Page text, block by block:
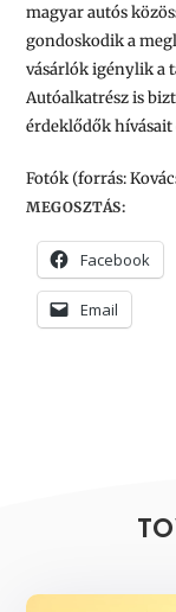
magyar autós
gondoskodik a
vásárlók igénylik a
Autóalkatrész is
érdeklődők hívásait
Fotók (forrás:
MEGOSZTÁS:
Facebook
Email